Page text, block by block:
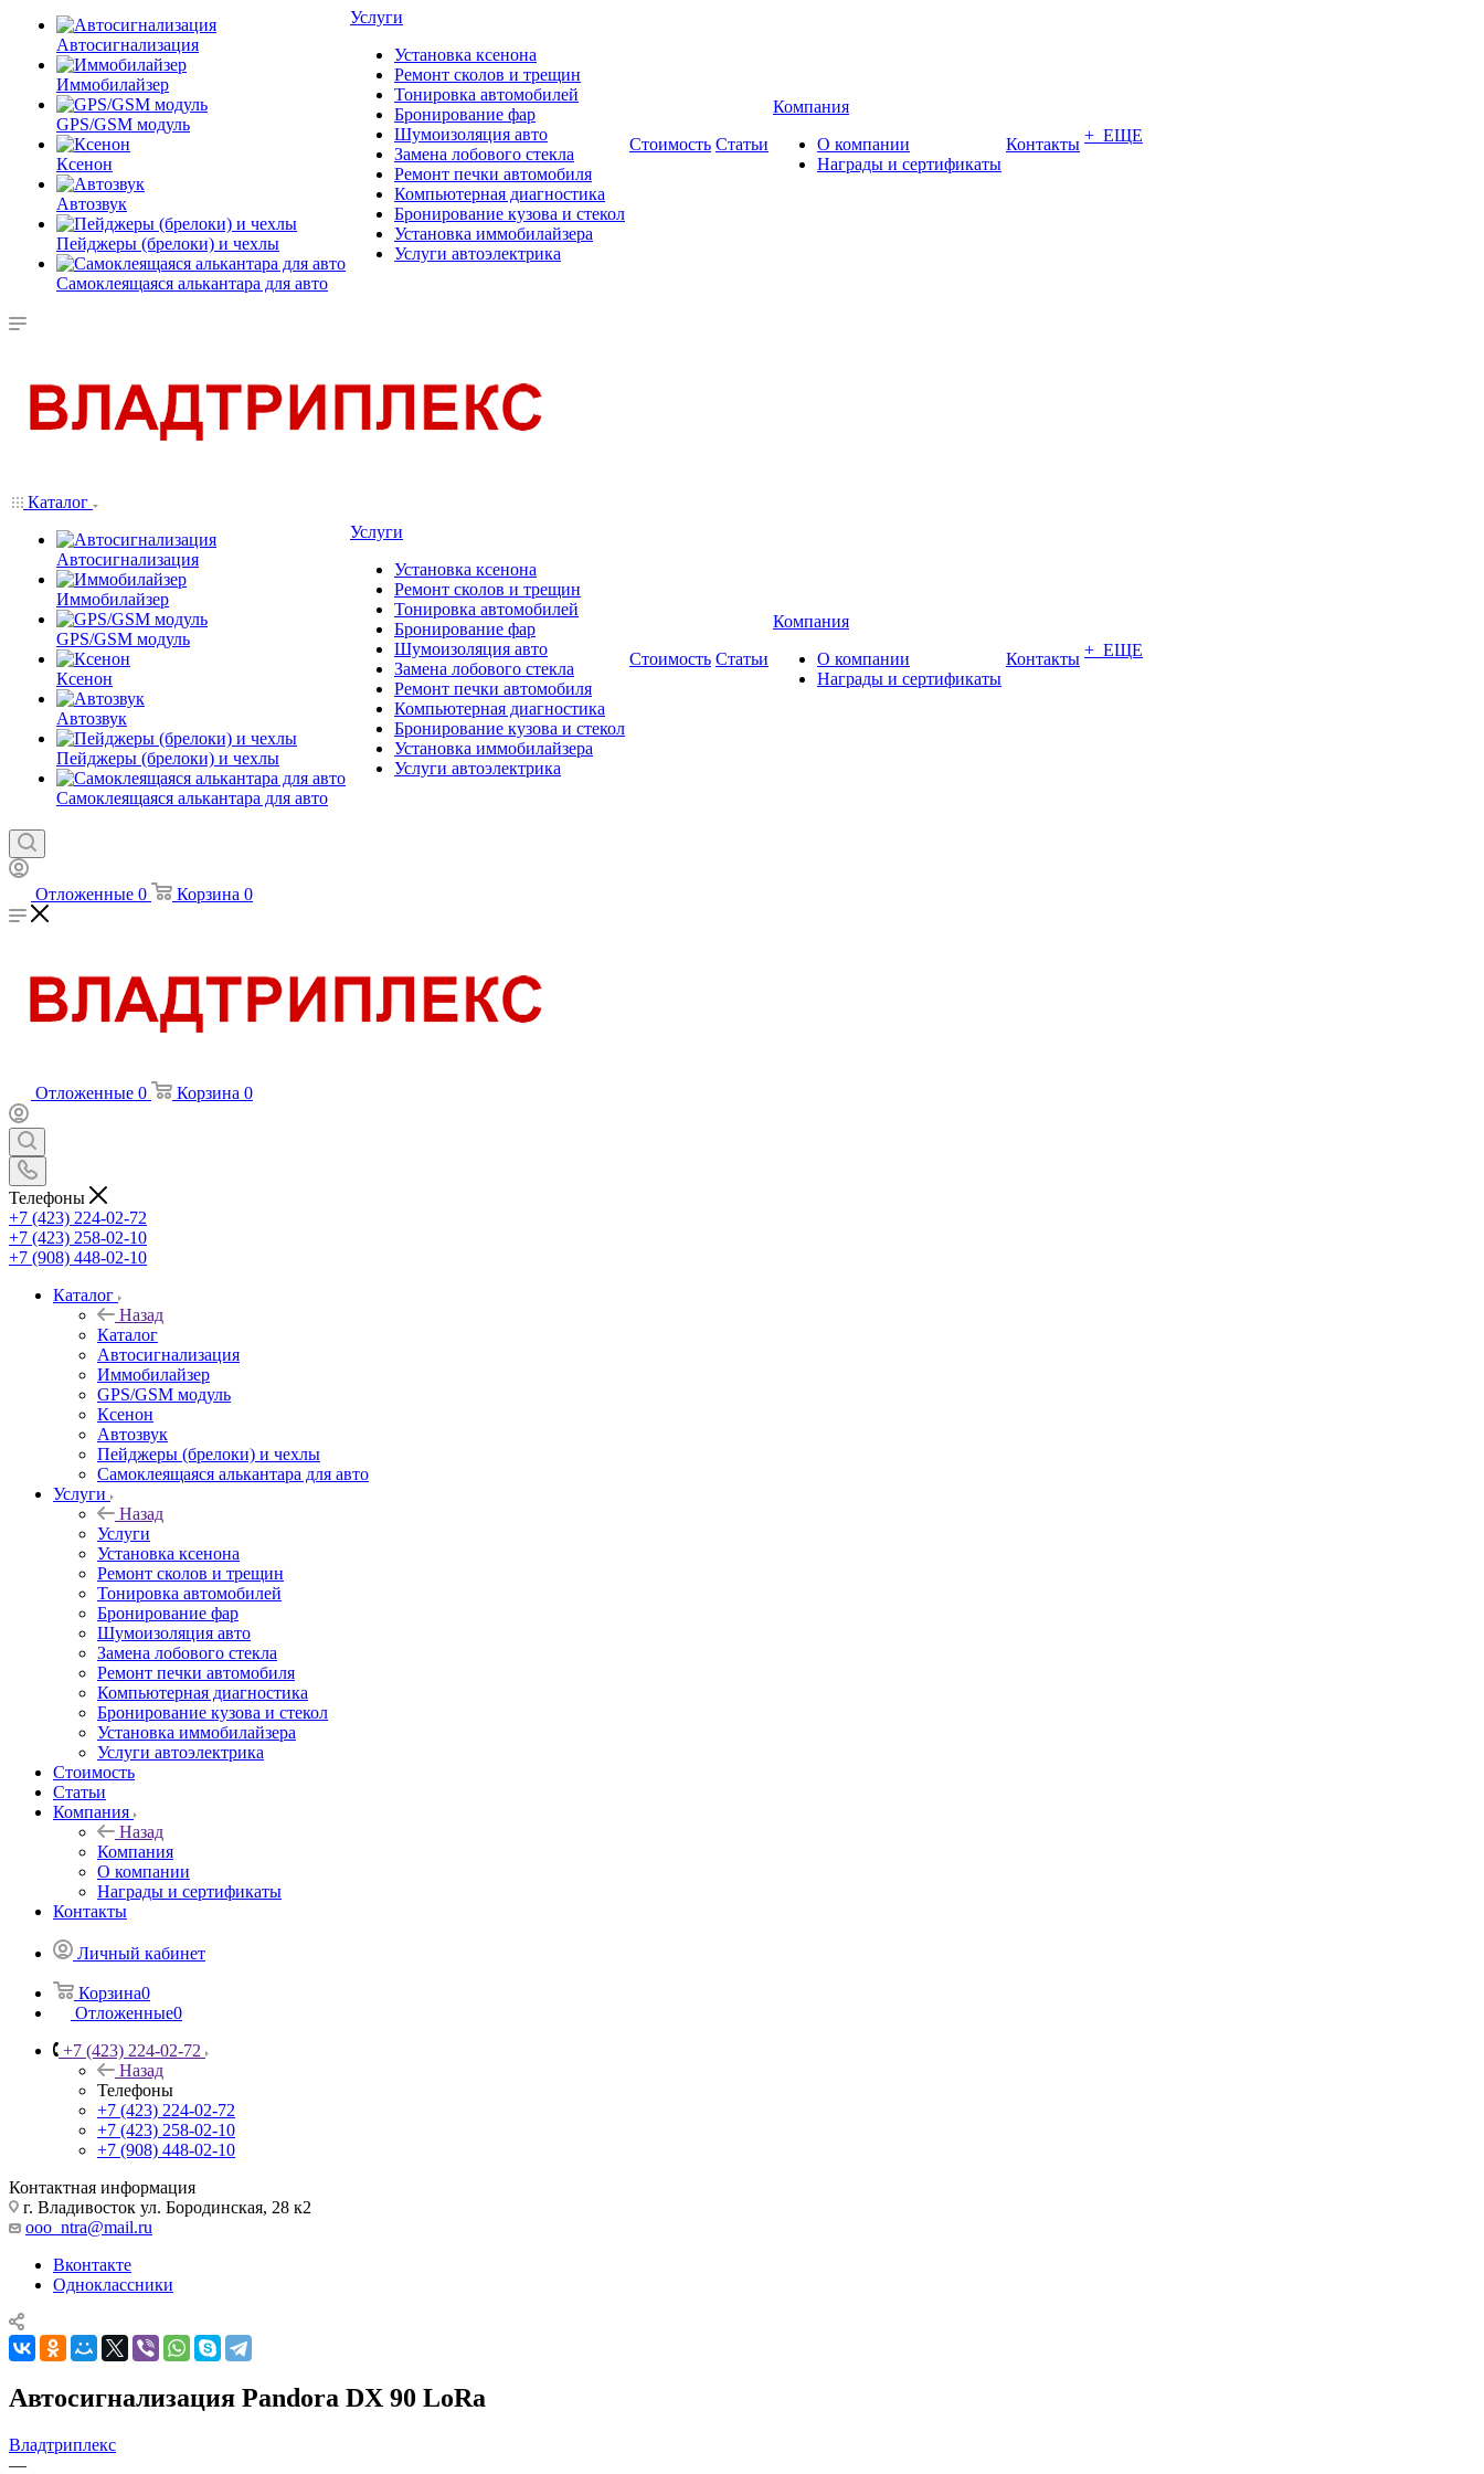
Автосигнализация
Иммобилайзер
GPS/GSM модуль
Ксенон
Автозвук
Пейджеры (брелоки) и чехлы
Самоклеящаяся алькантара для авто
Услуги
Установка ксенона
Ремонт сколов и трещин
Тонировка автомобилей
Бронирование фар
Шумоизоляция авто
Замена лобового стекла
Ремонт печки автомобиля
Компьютерная диагностика
Бронирование кузова и стекол
Установка иммобилайзера
Услуги автоэлектрика
Стоимость Статьи
Компания
О компании
Награды и сертификаты
Контакты + ЕЩЕ
Каталог
Автосигнализация
Иммобилайзер
GPS/GSM модуль
Ксенон
Автозвук
Пейджеры (брелоки) и чехлы
Самоклеящаяся алькантара для авто
Услуги
Установка ксенона
Ремонт сколов и трещин
Тонировка автомобилей
Бронирование фар
Шумоизоляция авто
Замена лобового стекла
Ремонт печки автомобиля
Компьютерная диагностика
Бронирование кузова и стекол
Установка иммобилайзера
Услуги автоэлектрика
Стоимость Статьи
Компания
О компании
Награды и сертификаты
Контакты + ЕЩЕ
Отложенные 0 Корзина 0
Отложенные 0 Корзина 0
Телефоны
+7 (423) 224-02-72
+7 (423) 258-02-10
+7 (908) 448-02-10
Каталог
Назад
Каталог
Автосигнализация
Иммобилайзер
GPS/GSM модуль
Ксенон
Автозвук
Пейджеры (брелоки) и чехлы
Самоклеящаяся алькантара для авто
Услуги
Назад
Услуги
Установка ксенона
Ремонт сколов и трещин
Тонировка автомобилей
Бронирование фар
Шумоизоляция авто
Замена лобового стекла
Ремонт печки автомобиля
Компьютерная диагностика
Бронирование кузова и стекол
Установка иммобилайзера
Услуги автоэлектрика
Стоимость
Статьи
Компания
Назад
Компания
О компании
Награды и сертификаты
Контакты
Личный кабинет
Корзина0
Отложенные0
+7 (423) 224-02-72
Назад
Телефоны
+7 (423) 224-02-72
+7 (423) 258-02-10
+7 (908) 448-02-10
Контактная информация
г. Владивосток ул. Бородинская, 28 к2
ooo_ntra@mail.ru
Вконтакте
Одноклассники
Автосигнализация Pandora DX 90 LoRa
Владтриплекс
—